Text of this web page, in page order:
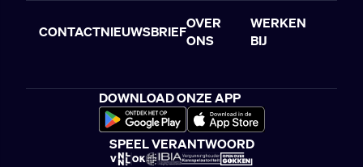
CONTACTNIEUWSBRIEF
OVER
ONS
WERKEN
BIJ
DOWNLOAD ONZE APP
SPEEL VERANTWOORD